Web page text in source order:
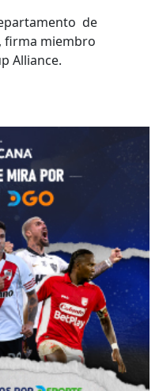
de
firma miembro
Alliance.